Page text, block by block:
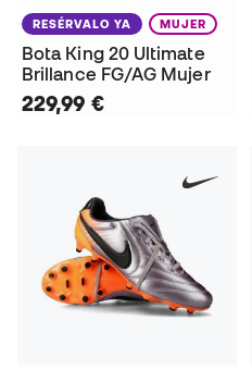
RESÉRVALO YA MUJER
Bota King 20 Ultimate
Brillance FG/AG Mujer
229,99 €